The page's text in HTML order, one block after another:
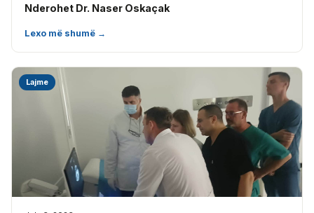
Nderohet Dr. Naser Oskaçak
Lexo më shumë →
Lajme